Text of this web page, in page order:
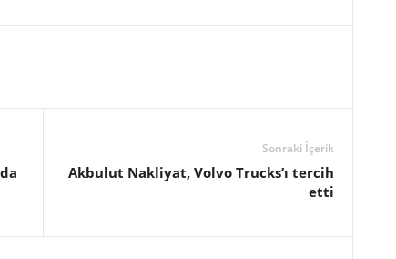
Sonraki İçerik
Akbulut Nakliyat, Volvo Trucks’ı tercih
etti